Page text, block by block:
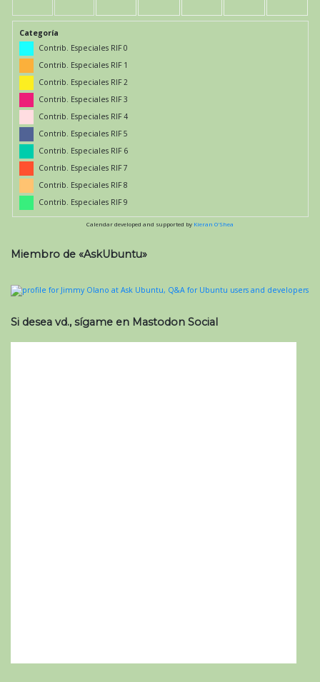
Categoría
Contrib. Especiales RIF 0
Contrib. Especiales RIF 1
Contrib. Especiales RIF 2
Contrib. Especiales RIF 3
Contrib. Especiales RIF 4
Contrib. Especiales RIF 5
Contrib. Especiales RIF 6
Contrib. Especiales RIF 7
Contrib. Especiales RIF 8
Contrib. Especiales RIF 9
Calendar developed and supported by Kieran O'Shea
Miembro de «AskUbuntu»
Si desea vd., sígame en Mastodon Social